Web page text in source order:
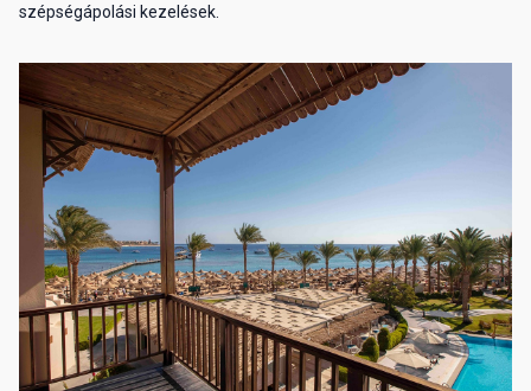
szépségápolási kezelések.